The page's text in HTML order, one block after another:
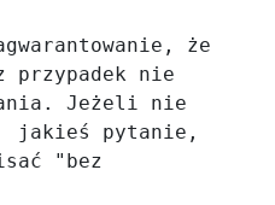
że
przypadek nie
Jeżeli nie
jakieś pytanie,
"bez